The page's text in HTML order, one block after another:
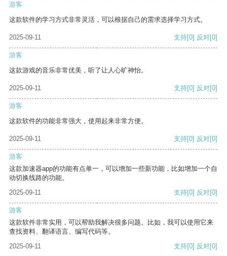
游客
这款软件的学习方式非常灵活，可以根据自己的需求选择学习方式。
2025-09-11 支持[0] 反对[0]
游客
这款游戏的音乐非常优美，听了让人心旷神怡。
2025-09-11 支持[0] 反对[0]
游客
这款软件的功能非常强大，使用起来非常方便。
2025-09-11 支持[0] 反对[0]
游客
这款加速器app的功能有点单一，可以增加一些新功能，比如增加一个自
动切换线路的功能。
2025-09-11
支持[0] 反对[0]
游客
这款软件非常实用，可以帮助我解决很多问题。比如，我可以使用它来
查找资料、翻译语言、编写代码等。
2025-09-11
支持[0] 反对[0]